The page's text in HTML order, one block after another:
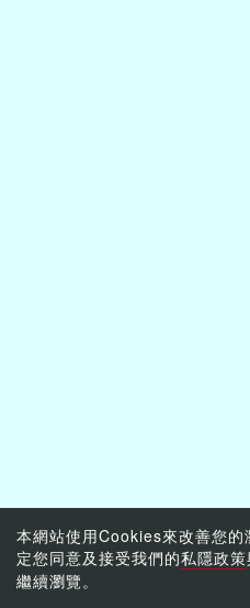
本網站使用Cookies來改善您的
定您同意及接受我們的私隱政策
繼續瀏覽。